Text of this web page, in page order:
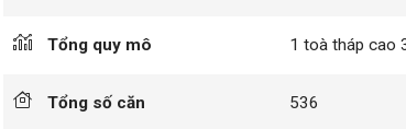
Tổng quy mô 1 toà tháp cao
Tổng số căn 536